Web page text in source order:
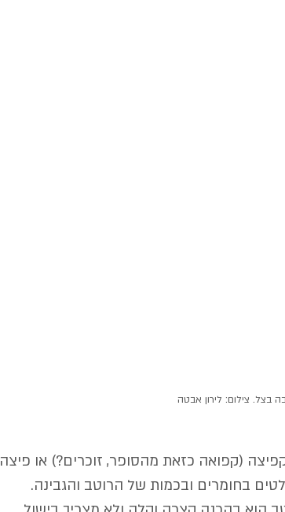
בצל. צילום: לירון אבטה
(קפואה כזאת מהסופר, זוכרים?) או פיצה
בחומרים ובכמות של הרוטב והגבינה.